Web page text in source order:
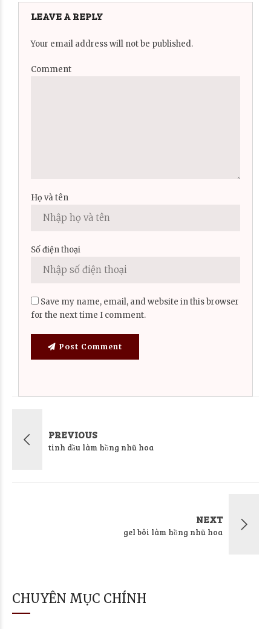
LEAVE A REPLY
Your email address will not be published.
Comment
Họ và tên
Số điện thoại
Save my name, email, and website in this browser
for the next time I comment.
Post Comment
PREVIOUS
tinh dầu làm hồng nhũ hoa
NEXT
gel bôi làm hồng nhũ hoa
CHUYÊN MỤC CHÍNH